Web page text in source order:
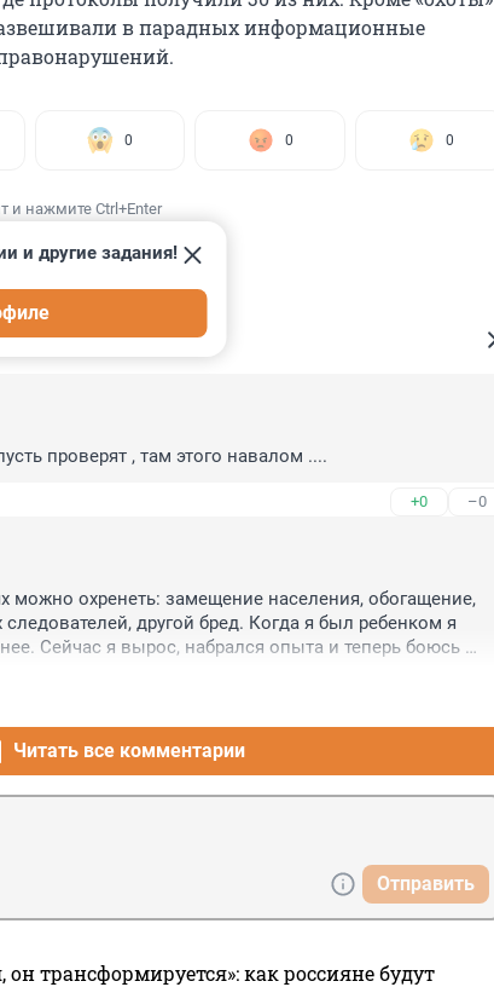
в парадных информационные
0 0 0
и нажмите Ctrl+Enter
и другие задания!
проверят , там этого навалом ....
+0 –0
можно охренеть: замещение населения, обогащение,
другой бред. Когда я был ребенком я
Сейчас я вырос, набрался опыта и теперь боюсь
исскуства и прочих небытовых областей стараются
катастрофа и средний класс как отрава самим себе и
Читать все комментарии
Отправить
трансформируется»: как россияне будут